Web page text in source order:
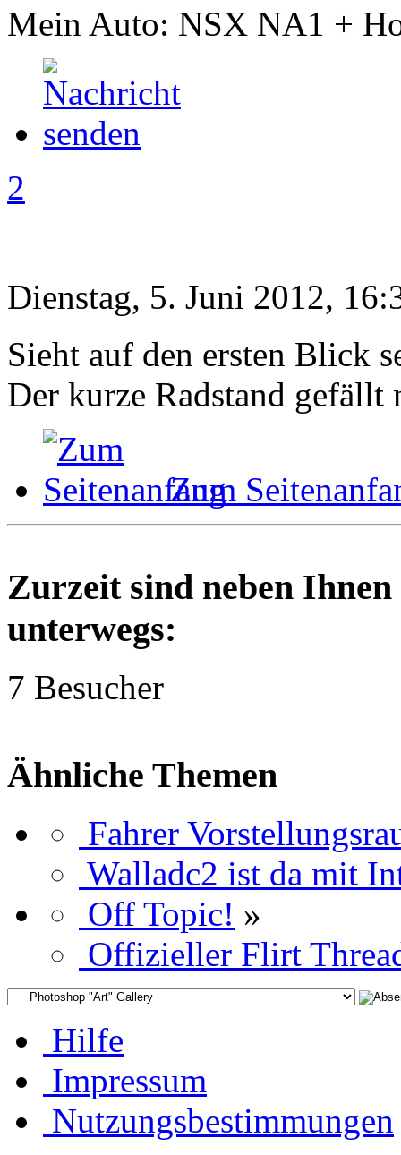
Mein Auto: NSX NA1 +
2
Dienstag, 5. Juni 2012,
Sieht auf den ersten Blick
Der kurze Radstand gefällt
Zum
Zurzeit sind neben
unterwegs:
7 Besucher
Ähnliche Themen
Fahrer
Walladc2 ist da mit
Off Topic! »
Offizieller Flirt
Hilfe
Impressum
Nutzungsbestimmungen